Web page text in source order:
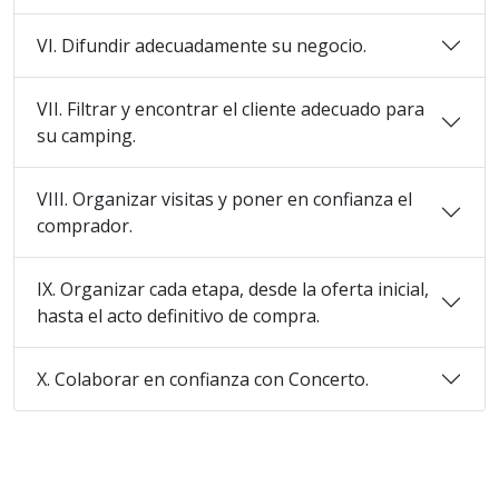
VI. Difundir adecuadamente su negocio.
VII. Filtrar y encontrar el cliente adecuado para
su camping.
VIII. Organizar visitas y poner en confianza el
comprador.
IX. Organizar cada etapa, desde la oferta inicial,
hasta el acto definitivo de compra.
X. Colaborar en confianza con Concerto.